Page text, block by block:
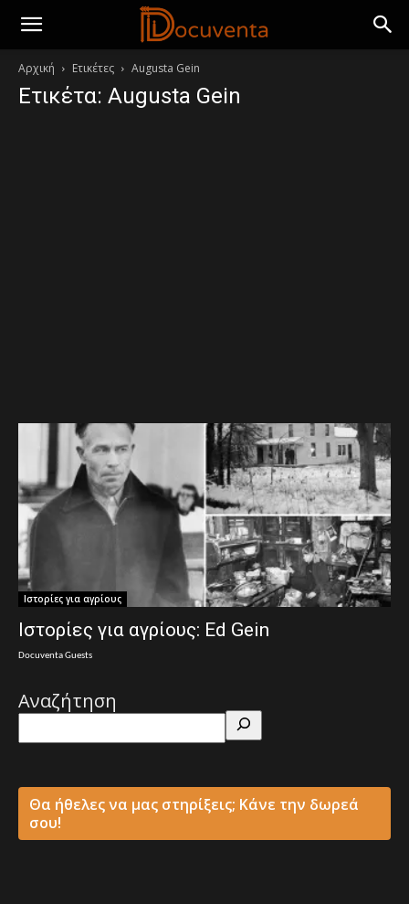
Αρχική Ετικέτες Augusta Gein
Ετικέτα: Augusta Gein
Ιστορίες για αγρίους
Ιστορίες για αγρίους: Ed Gein
Docuventa Guests
Αναζήτηση
Θα ήθελες να μας στηρίξεις; Κάνε την δωρεά
σου!